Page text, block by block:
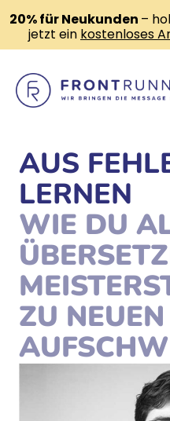
AUS
LERNEN
WIE DU
ZU
20% für Neukunden –
jetzt ein kostenloses